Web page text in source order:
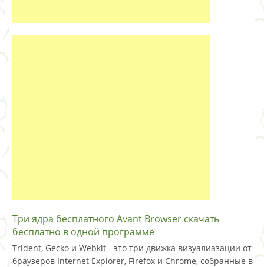
Три ядра бесплатного Avant Browser скачать
бесплатно в одной программе
Trident, Gecko и Webkit - это три движка визуалиазации от
браузеров Internet Explorer, Firefox и Chrome, собранные в